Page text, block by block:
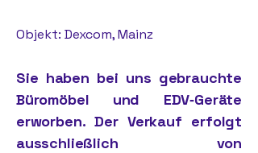
Objekt: Dexcom, Mainz
Sie haben bei uns gebrauchte
Büromöbel und EDV‑Geräte
erworben. Der Verkauf erfolgt
ausschließlich von